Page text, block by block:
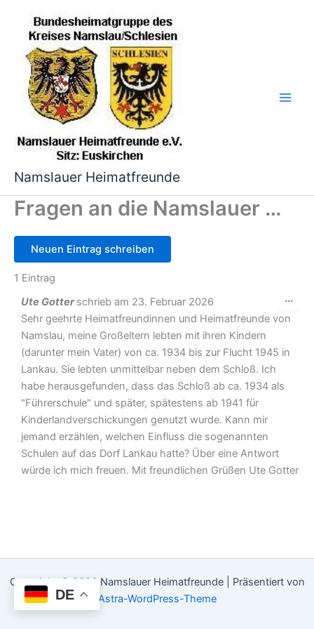
springen
Namslauer Heimatfreunde
Fragen an die Namslauer …
1 Eintrag
Ute Gotter schrieb am 23. Februar 2026
Sehr geehrte Heimatfreundinnen und Heimatfreunde von
Namslau, meine Großeltern lebten mit ihren Kindern
(darunter mein Vater) von ca. 1934 bis zur Flucht 1945 in
Lankau. Sie lebten unmittelbar neben dem Schloß. Ich
habe herausgefunden, dass das Schloß ab ca. 1934 als
"Führerschule" und später, spätestens ab 1941 für
Kinderlandverschickungen genutzt wurde. Kann mir
jemand erzählen, welchen Einfluss die sogenannten
Schulen auf das Dorf Lankau hatte? Über eine Antwort
würde ich mich freuen. Mit freundlichen Grüßen Ute Gotter
...
Copyright © 2026 Namslauer Heimatfreunde | Präsentiert von
Astra-WordPress-Theme
DE